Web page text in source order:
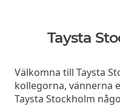
Taysta
Välkomna till Taysta
kollegorna, vännerna
Taysta Stockholm